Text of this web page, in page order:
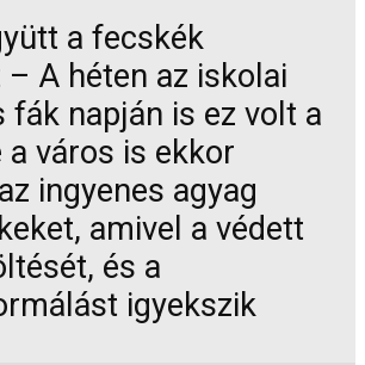
a fecskék
A héten az iskolai
fák napján is ez volt a
város is ekkor
ingyenes agyag
amivel a védett
és a
igyekszik